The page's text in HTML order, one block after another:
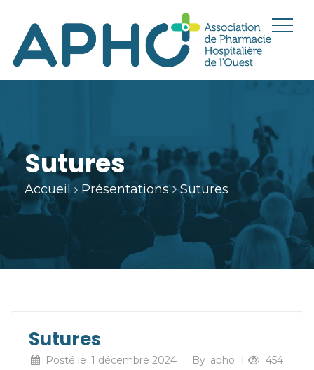
Sutures
Accueil Présentations Sutures
Sutures
Posté le 1 décembre 2024 By apho 454